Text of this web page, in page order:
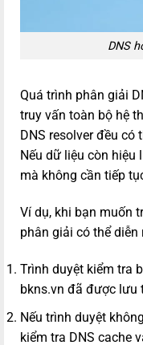
DNS
Quá trình phân giải
truy vấn toàn bộ hệ
DNS resolver đều có
Nếu dữ liệu còn hiệu
mà không cần tiếp
Ví dụ, khi bạn muốn
phân giải có thể diễn
Trình duyệt kiểm tra
bkns.vn đã được lưu
Nếu trình duyệt
kiểm tra DNS cache